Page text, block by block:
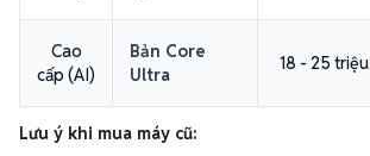
Cao
cấp (AI)
Bản Core
Ultra
18 - 25 triệu
Lưu ý khi mua máy cũ: